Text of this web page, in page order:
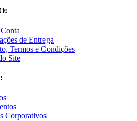
de Entrega
Termos e Condições
Site
Corporativos